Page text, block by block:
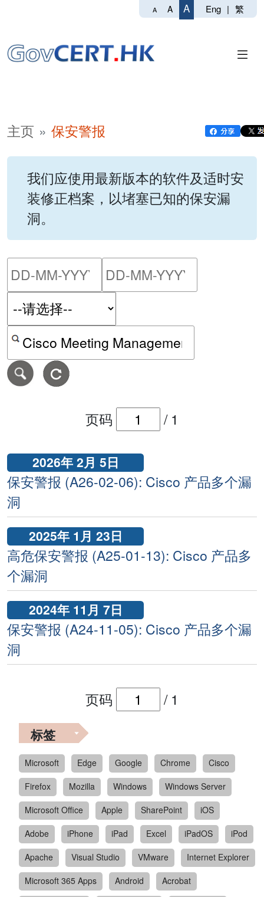
A A A Eng | 繁
主页 保安警报
我们应使用最新版本的软件及适时安
装修正档案，以堵塞已知的保安漏
洞。
请输入搜索日期范围的开
按关键字或 CVE ID 搜寻保安警报
页码 / 1
2026年 2月 5日
保安警报 (A26-02-06): Cisco 产品多个漏
洞
2025年 1月 23日
高危保安警报 (A25-01-13): Cisco 产品多
个漏洞
2024年 11月 7日
保安警报 (A24-11-05): Cisco 产品多个漏
洞
页码 / 1
标签
Microsoft Edge Google Chrome
Cisco
Firefox
Mozilla Windows
Windows Server
Microsoft Office
Apple SharePoint
iOS
Adobe
iPhone iPad Excel iPadOS
iPod
Apache
Visual Studio VMware
Internet Explorer
Microsoft 365 Apps
Android
Acrobat